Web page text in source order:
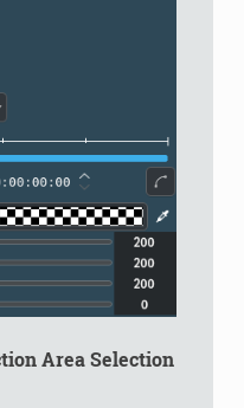
Area Selection